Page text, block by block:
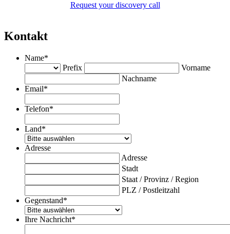
Request your discovery call
Kontakt
Name*
Prefix
Vorname
Nachname
Email*
Telefon*
Land*
Adresse
Adresse
Stadt
Staat / Provinz / Region
PLZ / Postleitzahl
Gegenstand*
Ihre Nachricht*